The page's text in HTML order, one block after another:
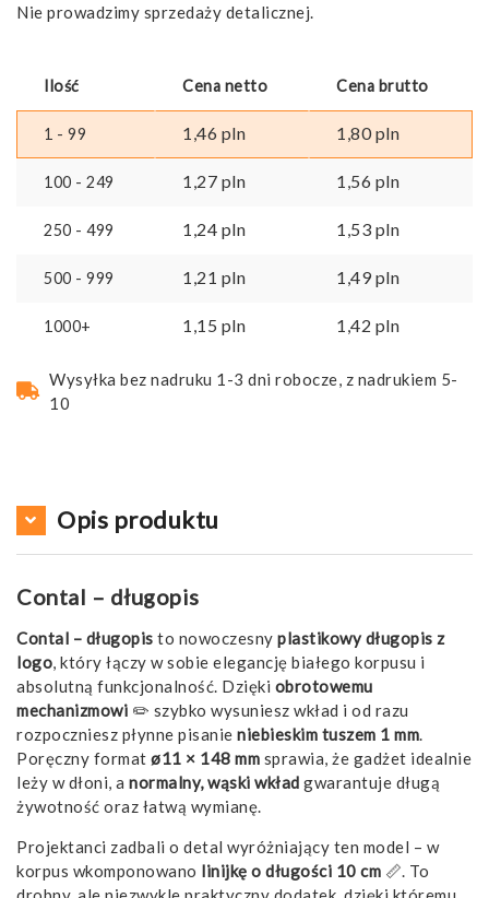
Nie prowadzimy sprzedaży detalicznej.
Ilość Cena netto Cena brutto
1 - 99 1,46 pln 1,80pln
100 - 249 1,27 pln 1,56 pln
250 - 499 1,24 pln 1,53 pln
500 - 999 1,21 pln 1,49pln
1000+ 1,15 pln 1,42 pln
Wysyłka bez nadruku 1-3 dni robocze, z nadrukiem 5-
10
Opis produktu
Contal – długopis
Contal – długopis to nowoczesny plastikowy długopis z
logo, który łączy w sobie elegancję białego korpusu i
absolutną funkcjonalność. Dzięki obrotowemu
mechanizmowi ✏️ szybko wysuniesz wkład i od razu
rozpoczniesz płynne pisanie niebieskim tuszem 1 mm.
Poręczny format ø11 × 148 mm sprawia, że gadżet idealnie
leży w dłoni, a normalny, wąski wkład gwarantuje długą
żywotność oraz łatwą wymianę.
Projektanci zadbali o detal wyróżniający ten model – w
korpus wkomponowano linijkę o długości 10 cm 📏. To